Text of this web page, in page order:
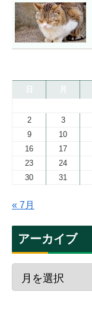
日 月
2
3
9
10
16
17
23
24
30
31
« 7月
アーカイブ